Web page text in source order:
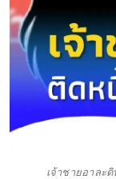
เจ้าชายอาละ